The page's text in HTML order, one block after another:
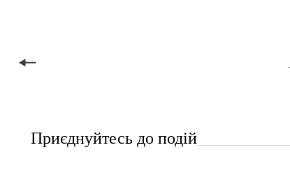
Приєднуйтесь до подій